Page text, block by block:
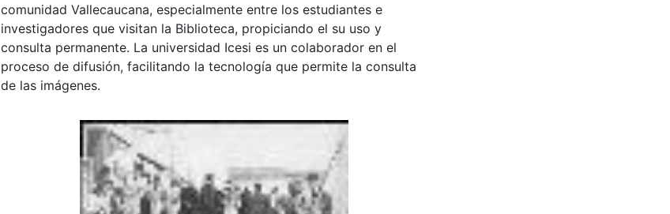
comunidad Vallecaucana, especialmente entre los estudiantes e
investigadores que visitan la Biblioteca, propiciando el su uso y
consulta permanente. La universidad Icesi es un colaborador en el
proceso de difusión, facilitando la tecnología que permite la consulta
de las imágenes.